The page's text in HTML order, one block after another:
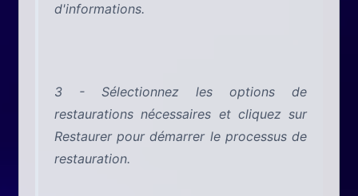
d'informations.
3 - Sélectionnez les options de
restaurations nécessaires et cliquez sur
Restaurer pour démarrer le processus de
restauration.